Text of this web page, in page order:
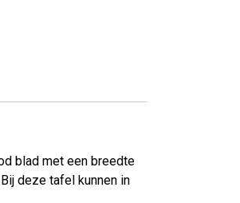
blad met een breedte
deze tafel kunnen in